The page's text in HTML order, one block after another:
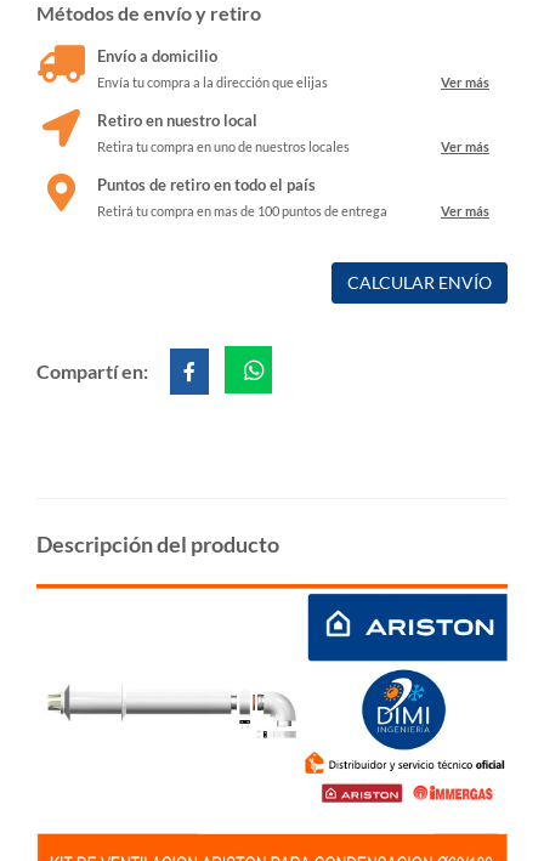
Métodos de envío y retiro
Envío a domicilio
Envía tu compra a la dirección que elijas Ver más
Retiro en nuestro local
Retira tu compra en uno de nuestros locales Ver más
Puntos de retiro en todo el país
Retirá tu compra en mas de 100 puntos de entrega Ver más
CALCULAR ENVÍO
Compartí en:
Descripción del producto